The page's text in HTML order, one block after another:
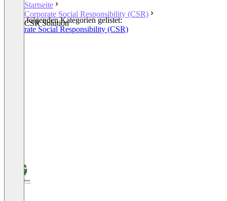
Startseite
Corporate Social Responsibility (CSR)
CSR Solution
In den folgenden Kategorien gelistet:
Corporate Social Responsibility (CSR)